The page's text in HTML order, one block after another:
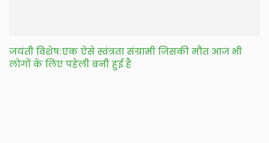
जयंती विशेष:एक ऐसे स्वंत्रता संग्रामी जिसकी मौत आज भी
लोगों के लिए पहेली बनी हुई है